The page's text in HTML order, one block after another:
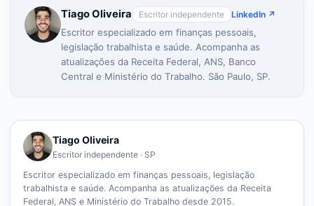
Tiago Oliveira Escritor independente LinkedIn ↗
Escritor especializado em finanças pessoais,
legislação trabalhista e saúde. Acompanha as
atualizações da Receita Federal, ANS, Banco
Central e Ministério do Trabalho. São Paulo, SP.
Tiago Oliveira
Escritor independente · SP
Escritor especializado em finanças pessoais, legislação
trabalhista e saúde. Acompanha as atualizações da Receita
Federal, ANS e Ministério do Trabalho desde 2015.